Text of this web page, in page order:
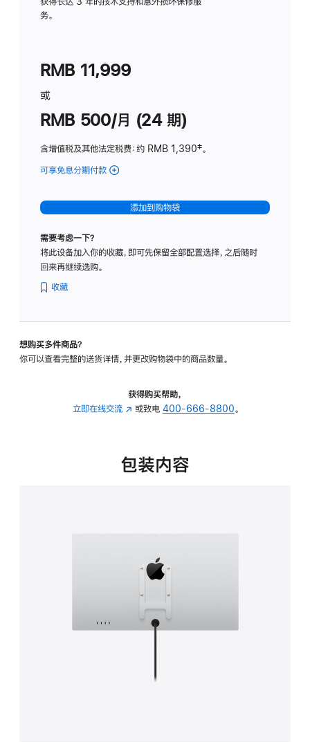
务。
RMB 11,999
或
RMB 500/月 (24 期)
含增值税及其他法定税费：约 RMB 1,390脚
‡。
可享免息分期付款 (Studio
-
标
璃
转
的
添加到购物袋
需要考虑一下？
将此设备加入你的收藏，即可先保留全部配置选择，之后随时
回来再继续选购。
收藏
想购买多件商品？
你可以查看完整的送货详情，并更改购物袋中的商品数量。
获得购买帮助，
立即在线交流 (在
中
或致电 400-666-8800。
包装内容